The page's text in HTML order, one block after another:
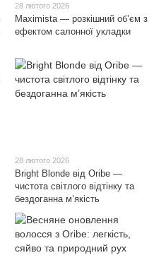
28 лютого 2026
Maximista — розкішний об’єм з
ефектом салонної укладки
28 лютого 2026
Bright Blonde від Oribe —
чистота світлого відтінку та
бездоганна м’якість